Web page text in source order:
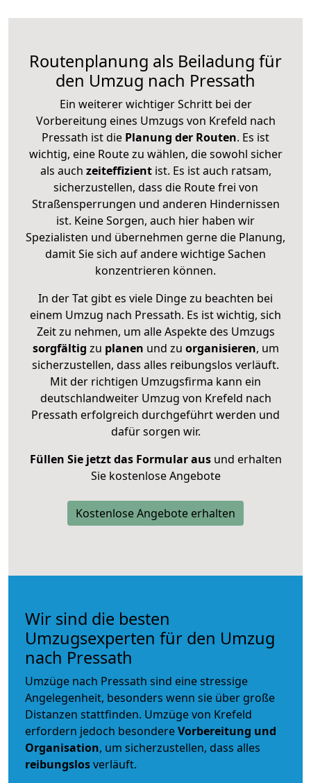
Routenplanung als Beiladung für
den Umzug nach Pressath
Ein weiterer wichtiger Schritt bei der
Vorbereitung eines Umzugs von Krefeld nach
Pressath ist die Planung der Routen. Es ist
wichtig, eine Route zu wählen, die sowohl sicher
als auch zeiteffizientist. Es ist auch ratsam,
sicherzustellen, dass die Route frei von
Straßensperrungen und anderen Hindernissen
ist. Keine Sorgen, auch hier haben wir
Spezialisten und übernehmen gerne die Planung,
damit Sie sich auf andere wichtige Sachen
konzentrieren können.
In der Tat gibt es viele Dinge zu beachten bei
einem Umzug nach Pressath. Es ist wichtig, sich
Zeit zu nehmen, um alle Aspekte des Umzugs
sorgfältig zu planen und zu organisieren, um
sicherzustellen, dass alles reibungslos verläuft.
Mit der richtigen Umzugsfirma kann ein
deutschlandweiter Umzug von Krefeld nach
Pressath erfolgreich durchgeführt werden und
dafür sorgen wir.
Füllen Sie jetzt das Formular ausund erhalten
Sie kostenlose Angebote
Kostenlose Angebote erhalten
Wir sind die besten
Umzugsexperten für den Umzug
nach Pressath
Umzüge nach Pressath sind eine stressige
Angelegenheit, besonders wenn sie über große
Distanzen stattfinden. Umzüge von Krefeld
erfordern jedoch besondereVorbereitung und
Organisation, um sicherzustellen, dass alles
reibungslosverläuft.